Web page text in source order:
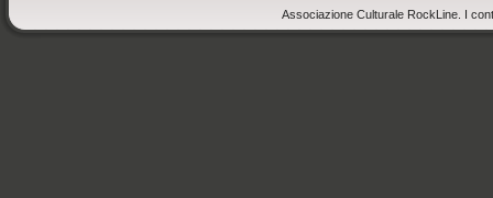
Associazione Culturale RockLine. I